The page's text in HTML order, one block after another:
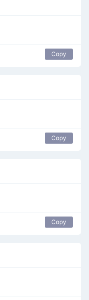
Copy
Copy
Copy